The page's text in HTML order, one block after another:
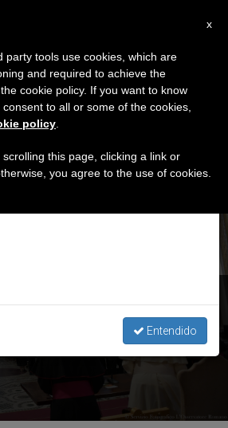
Tagged ‘san
In Laterano’
Roma, en San Juan de Letrán
×
7 de agosto haremos la pausa
que en el periodo de verano
informaciones y también el
Entendido
x
party tools use cookies, which are
and required to achieve the
cookie policy. If you want to know
to all or some of the cookies,
policy
this page, clicking a link or
you agree to the use of cookies.